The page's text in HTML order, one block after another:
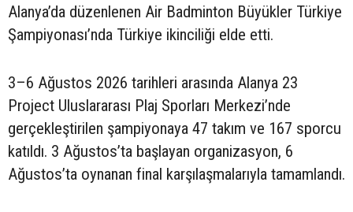
Alanya’da düzenlenen Air Badminton Büyükler Türkiye
Şampiyonası’nda Türkiye ikinciliği elde etti.
3–6 Ağustos 2026 tarihleri arasında Alanya 23
Project Uluslararası Plaj Sporları Merkezi’nde
gerçekleştirilen şampiyonaya 47 takım ve 167 sporcu
katıldı. 3 Ağustos’ta başlayan organizasyon, 6
Ağustos’ta oynanan final karşılaşmalarıyla tamamlandı.